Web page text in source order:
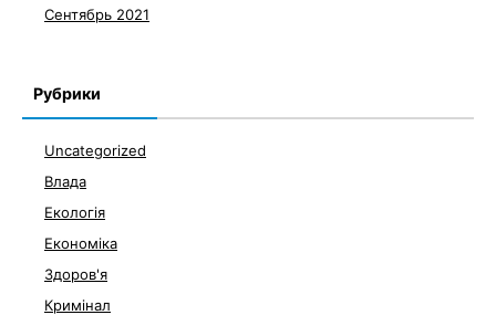
Сентябрь 2021
Рубрики
Uncategorized
Влада
Екологія
Економіка
Здоров'я
Кримінал